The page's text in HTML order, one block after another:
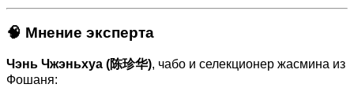
🧠 Мнение эксперта
Чэнь Чжэньхуа (陈珍华), чабо и селекционер жасмина из
Фошаня: